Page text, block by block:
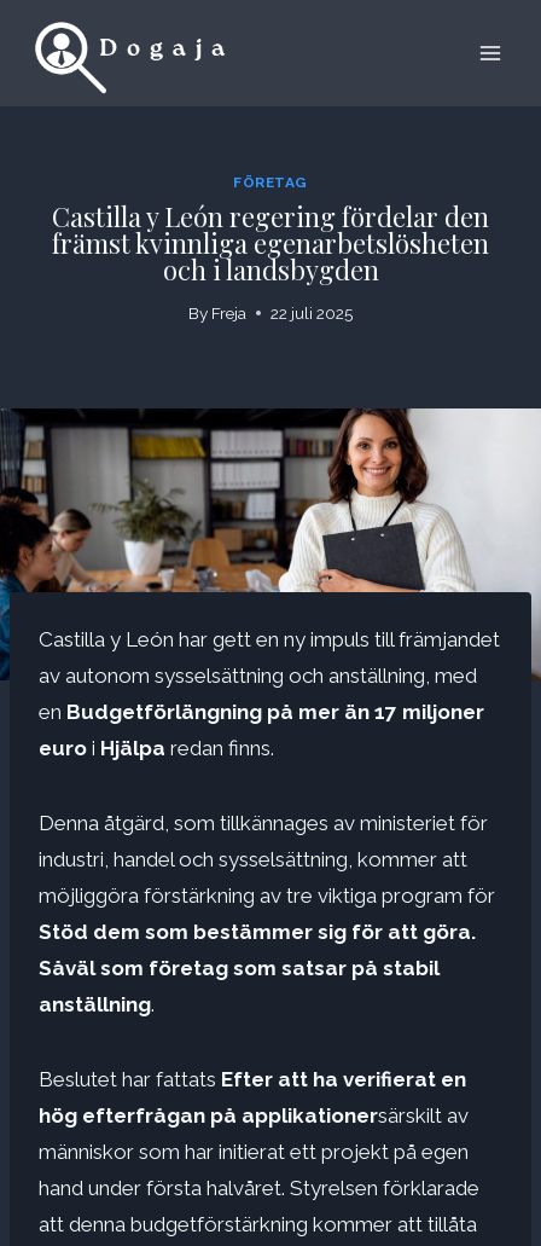
FÖRETAG
Castilla y León regering fördelar den
främst kvinnliga egenarbetslösheten
och i landsbygden
By Freja 22 juli 2025
Castilla y León har gett en ny impuls till främjandet
av autonom sysselsättning och anställning, med
en Budgetförlängning på mer än 17 miljoner
euro i Hjälpa redan finns.
Denna åtgärd, som tillkännages av ministeriet för
industri, handel och sysselsättning, kommer att
möjliggöra förstärkning av tre viktiga program för
Stöd dem som bestämmer sig för att göra.
Såväl som företag som satsar på stabil
anställning.
Beslutet har fattats Efter att ha verifierat en
hög efterfrågan på applikationersärskilt av
människor som har initierat ett projekt på egen
hand under första halvåret. Styrelsen förklarade
att denna budgetförstärkning kommer att tillåta